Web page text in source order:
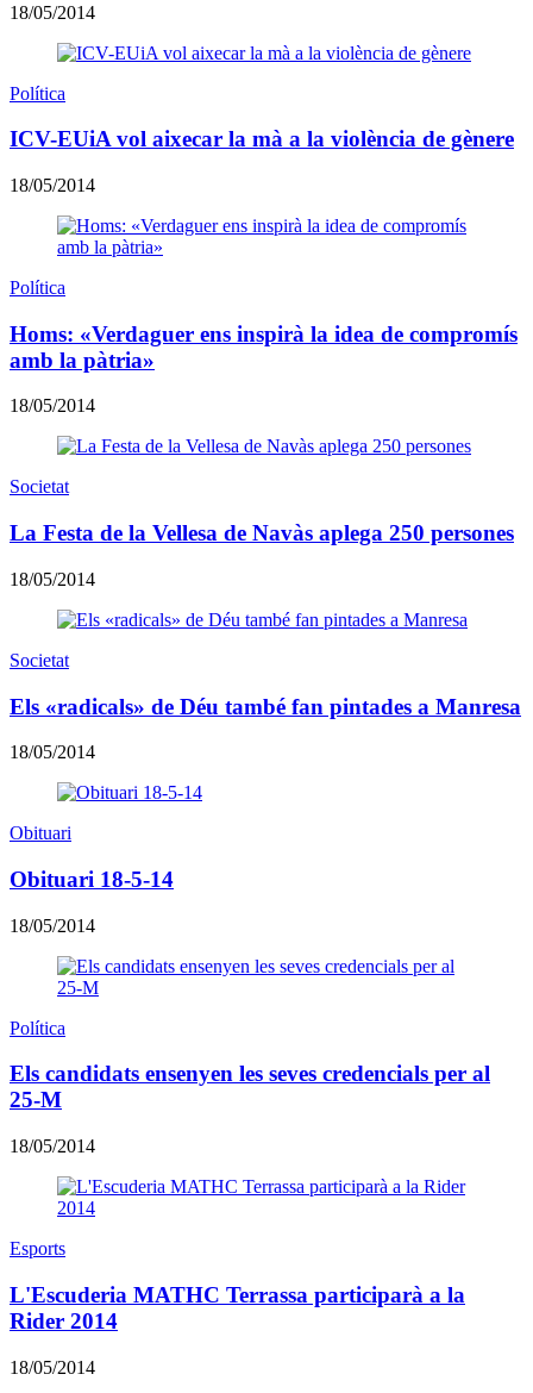
18/05/2014
Política
ICV-EUiA vol aixecar la mà a la violència de gènere
18/05/2014
Política
Homs: «Verdaguer ens inspirà la idea de compromís
amb la pàtria»
18/05/2014
Societat
La Festa de la Vellesa de Navàs aplega 250 persones
18/05/2014
Societat
Els «radicals» de Déu també fan pintades a Manresa
18/05/2014
Obituari
Obituari 18-5-14
18/05/2014
Política
Els candidats ensenyen les seves credencials per al
25-M
18/05/2014
Esports
L'Escuderia MATHC Terrassa participarà a la
Rider 2014
18/05/2014